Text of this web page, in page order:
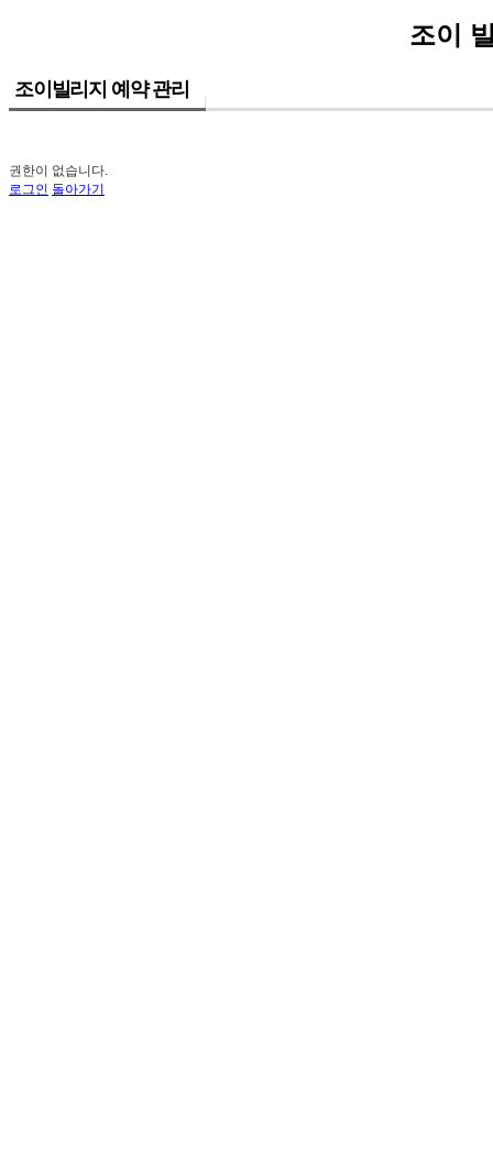
조이
조이빌리지 예약 관리
권한이 없습니다.
로그인 돌아가기